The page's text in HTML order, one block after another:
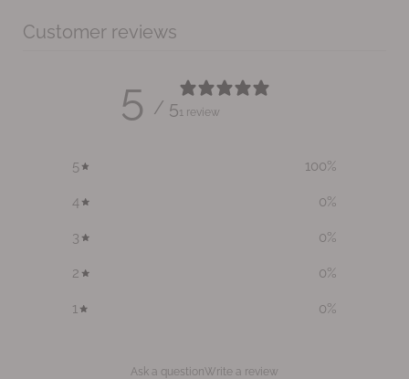
Customer reviews
5 / 51 review
5 100%
4 0%
3 0%
2 0%
1 0%
Ask a questionWrite a review